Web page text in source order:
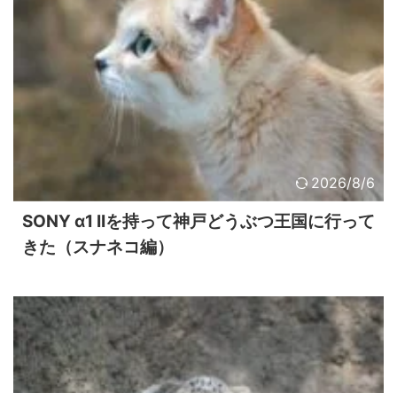
2026/8/6
SONY α1 IIを持って神戸どうぶつ王国に行って
きた（スナネコ編）